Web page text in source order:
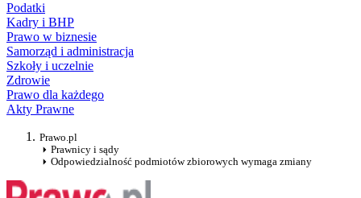
Podatki
Kadry i BHP
Prawo w biznesie
Samorząd i administracja
Szkoły i uczelnie
Zdrowie
Prawo dla każdego
Akty Prawne
Prawo.pl
Prawnicy i sądy
Odpowiedzialność podmiotów zbiorowych wymaga zmiany